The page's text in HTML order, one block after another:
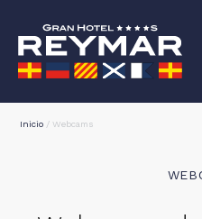
Inicio / Webcams